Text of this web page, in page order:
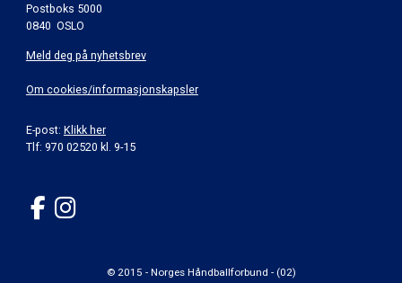
Postboks 5000
0840 OSLO
Meld deg på nyhetsbrev
Om cookies/informasjonskapsler
E-post: Klikk her
Tlf: 970 02520 kl. 9-15
© 2015 - Norges Håndballforbund - (02)